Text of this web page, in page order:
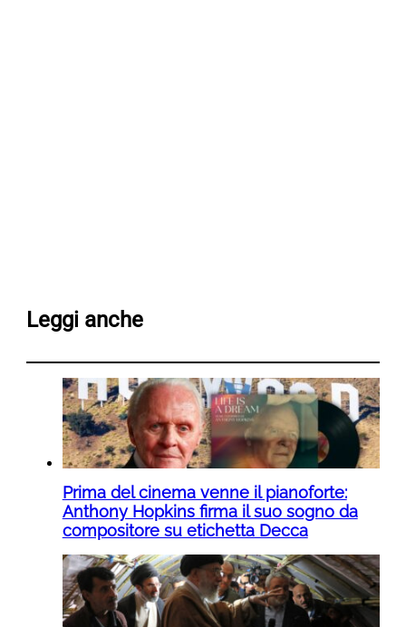
Leggi anche
Prima del cinema venne il pianoforte:
Anthony Hopkins firma il suo sogno da
compositore su etichetta Decca